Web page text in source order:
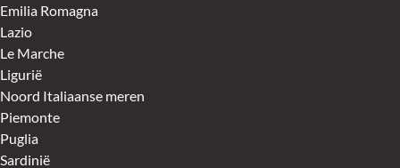
Emilia Romagna
Lazio
Le Marche
Ligurië
Noord Italiaanse meren
Piemonte
Puglia
Sardinië